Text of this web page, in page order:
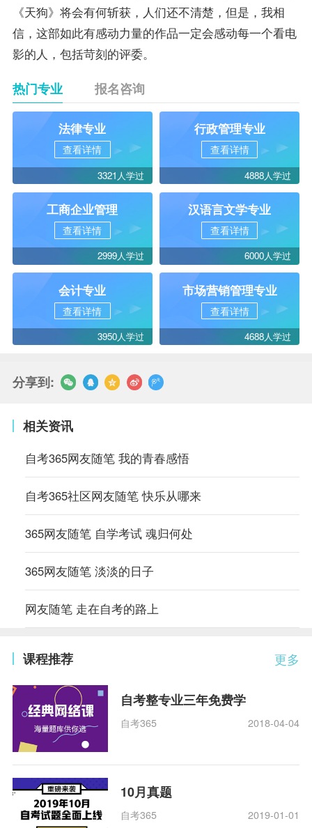
《天狗》将会有何斩获，人们还不清楚，但是，我相
信，这部如此有感动力量的作品一定会感动每一个看电
影的人，包括苛刻的评委。
热门专业 报名咨询
法律专业
查看详情
3321人学过
行政管理专业
查看详情
4888人学过
工商企业管理
查看详情
2999人学过
汉语言文学专业
查看详情
6000人学过
会计专业
查看详情
3950人学过
市场营销管理专业
查看详情
4688人学过
分享到:
相关资讯
自考365网友随笔 我的青春感悟
自考365社区网友随笔 快乐从哪来
365网友随笔 自学考试 魂归何处
365网友随笔 淡淡的日子
网友随笔 走在自考的路上
更多
课程推荐
自考整专业三年免费学
自考365 2018-04-04
10月真题
自考365 2019-01-01